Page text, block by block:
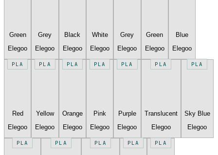
Green
Elegoo
Grey
Elegoo
Black
Elegoo
White
Elegoo
Grey
Elegoo
Green
Elegoo
Blue
Elegoo
PLA
Red
Elegoo
PLA
Yellow
Elegoo
PLA
Orange
Elegoo
PLA
Pink
Elegoo
PLA
Purple
Elegoo
PLA
Translucent
Elegoo
PLA
Sky Blue
Elegoo
PLA PLA PLA PLA PLA